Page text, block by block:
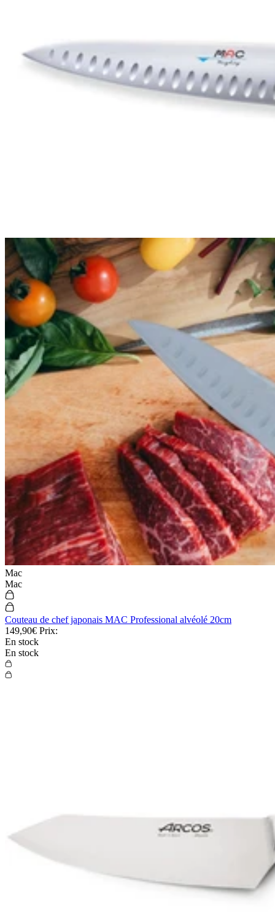
Mac
Mac
Couteau de chef japonais MAC Professional alvéolé 20cm
149,90€ Prix:
En stock
En stock